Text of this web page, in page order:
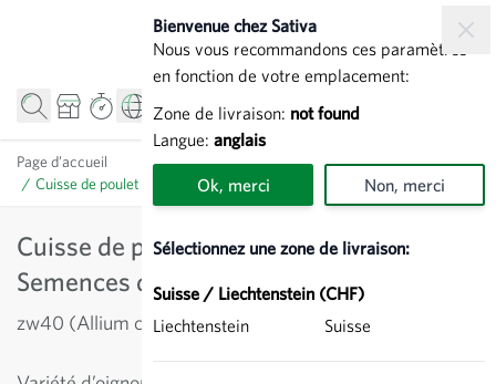
Bienvenue chez Sativa
Nous vous recommandons ces paramètres
en fonction de votre emplacement:
Zone de livraison: not found
Langue: anglais
Ok, merci Non, merci
Sélectionnez une zone de livraison:
Suisse / Liechtenstein (CHF)
Liechtenstein
Suisse
Page d’accueil
/ Cuisse de poulet du Poitou (échalion) - Semences d'oignon
Cuisse de poulet du Poitou (échalion) -
Semences d'oignon
zw40 (Allium cepa)